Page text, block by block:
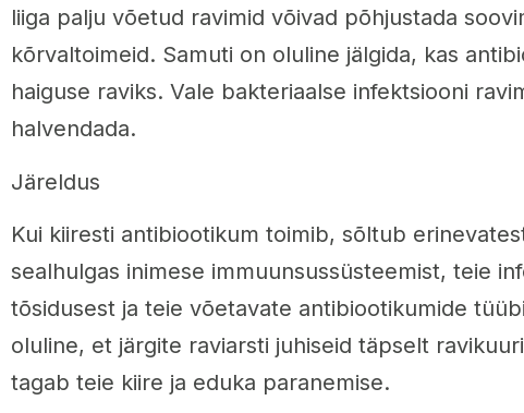
liiga palju võetud ravimid võivad põhjustada
kõrvaltoimeid. Samuti on oluline jälgida, kas
haiguse raviks. Vale bakteriaalse infektsiooni
halvendada.
Järeldus
Kui kiiresti antibiootikum toimib, sõltub
sealhulgas inimese immuunsussüsteemist, teie
tõsidusest ja teie võetavate antibiootikumide
oluline, et järgite raviarsti juhiseid täpselt
tagab teie kiire ja eduka paranemise.